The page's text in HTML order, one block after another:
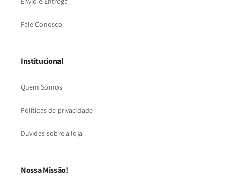
Fale Conosco
Institucional
Quem Somos
Políticas de privacidade
Duvidas sobre a loja
Nossa Missão!